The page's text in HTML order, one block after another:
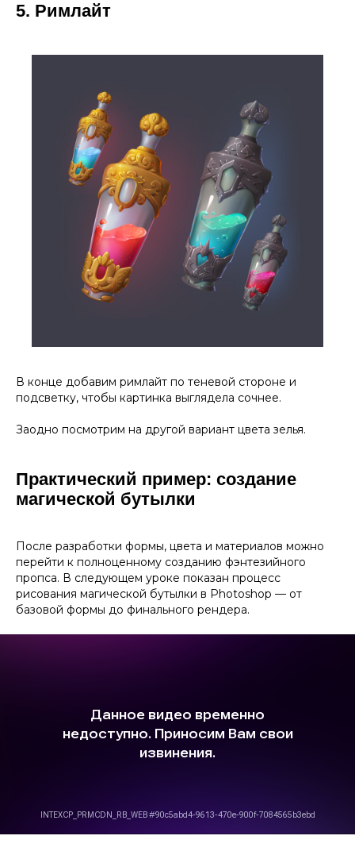
5. Римлайт
В конце добавим римлайт по теневой стороне и
подсветку, чтобы картинка выглядела сочнее.
Заодно посмотрим на другой вариант цвета зелья.
Практический пример: создание
магической бутылки
После разработки формы, цвета и материалов можно
перейти к полноценному созданию фэнтезийного
пропса. В следующем уроке показан процесс
рисования магической бутылки в Photoshop — от
базовой формы до финального рендера.